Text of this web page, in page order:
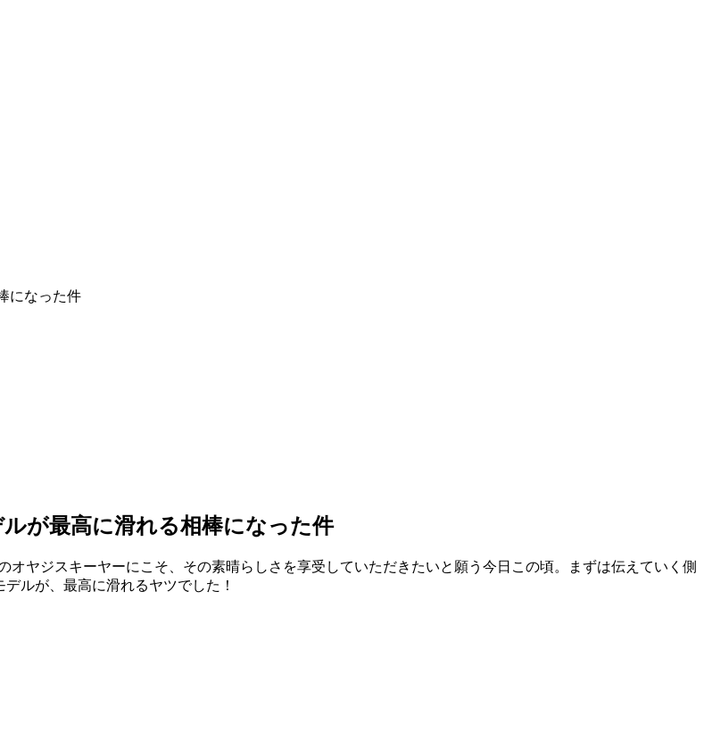
になった件
が最高に滑れる相棒になった件
ヤジスキーヤーにこそ、その素晴らしさを享受していただきたいと願う今日この頃。まずは伝えていく側
ルが、最高に滑れるヤツでした！